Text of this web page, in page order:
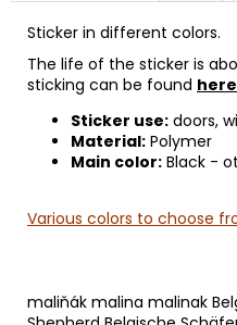
Sticker in different colors.
The life of the sticker is
sticking can be found
Sticker use: doors,
Material: Polymer
Main color: Black -
Various colors to choose
maliňák malina malinak